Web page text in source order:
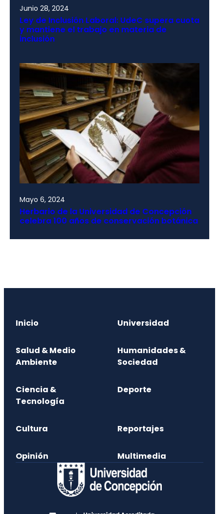
Junio 28, 2024
Ley de Inclusión Laboral: UdeC supera cuota
y mantiene el trabajo en materia de
inclusión
Mayo 6, 2024
Herbario de la Universidad de Concepción
celebra 100 años de conservación botánica
Inicio Universidad
Salud & Medio
Ambiente
Humanidades &
Sociedad
Ciencia &
Tecnología
Deporte
Cultura Reportajes
Opinión Multimedia